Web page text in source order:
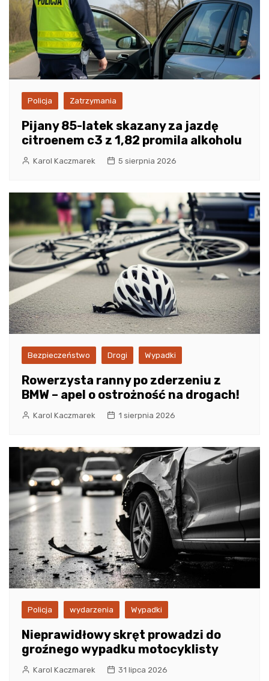
Policja Zatrzymania
Pijany 85-latek skazany za jazdę
citroenem c3 z 1,82 promila alkoholu
Karol Kaczmarek 5 sierpnia 2026
Bezpieczeństwo Drogi Wypadki
Rowerzysta ranny po zderzeniu z
BMW – apel o ostrożność na drogach!
Karol Kaczmarek 1 sierpnia 2026
Policja wydarzenia Wypadki
Nieprawidłowy skręt prowadzi do
groźnego wypadku motocyklisty
Karol Kaczmarek 31 lipca 2026